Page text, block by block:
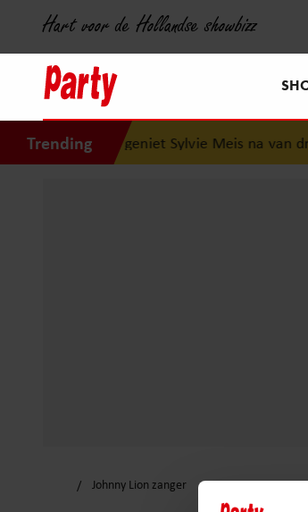
Hart voor de Hollandse showbizz
TrendingZó geniet Sylvie Meis na van
Johnny Lion zanger